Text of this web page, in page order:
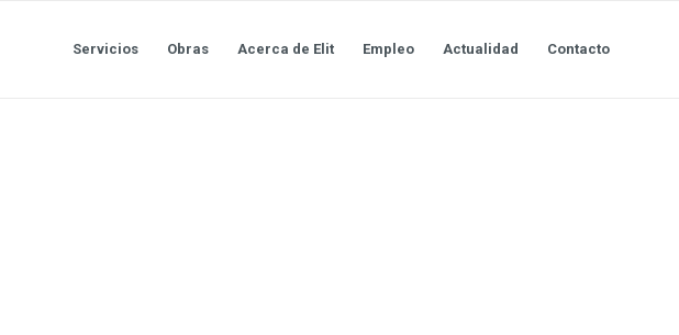
Servicios Obras Acerca de Elit Empleo Actualidad Contacto